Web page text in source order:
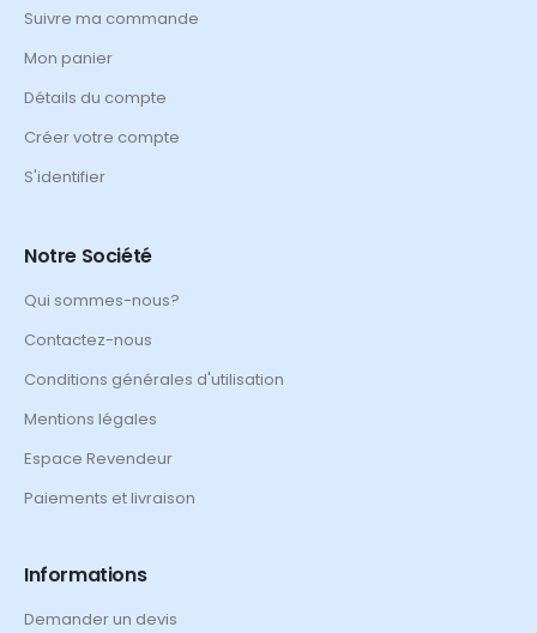
Suivre ma commande
Mon panier
Détails du compte
Créer votre compte
S'identifier
Notre Société
Qui sommes-nous?
Contactez-nous
Conditions générales d'utilisation
Mentions légales
Espace Revendeur
Paiements et livraison
Informations
Demander un devis